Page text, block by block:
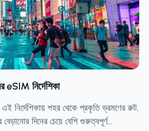
eSIM নির্দেশিকা
নির্দেশিকায় শহর থেকে প্রকৃতি ভ্রমণের রুট,
দিনের চেয়ে বেশি গুরুত্বপূর্ণ